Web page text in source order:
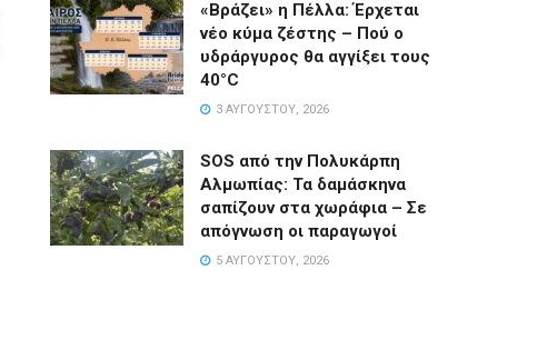
«Βράζει» η Πέλλα: Έρχεται
νέο κύμα ζέστης – Πού ο
υδράργυρος θα αγγίξει τους
40°C
3 ΑΥΓΟΎΣΤΟΥ, 2026
SOS από την Πολυκάρπη
Αλμωπίας: Τα δαμάσκηνα
σαπίζουν στα χωράφια – Σε
απόγνωση οι παραγωγοί
5 ΑΥΓΟΎΣΤΟΥ, 2026